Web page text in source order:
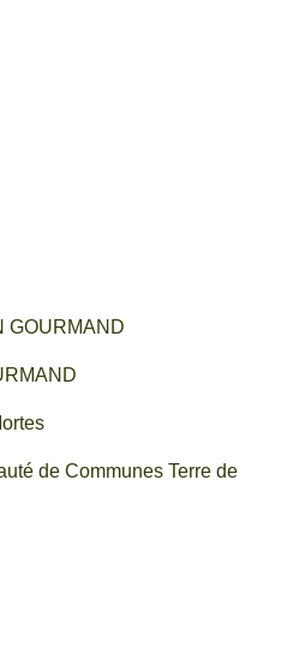
GOURMAND
de Communes Terre de